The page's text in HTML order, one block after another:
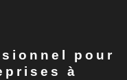
pour
à